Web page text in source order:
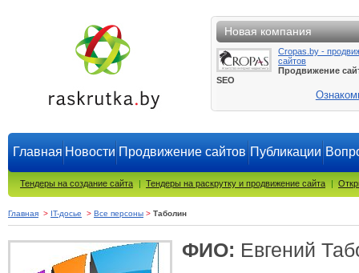
Новая компания
Cropas.by -
сайтов
Продвижение
SEO
Главная Новости Продвижение сайтов Публикации
Тендеры на создание сайта | Тендеры на раскрутку и продвижение сайта |
Главная > IT-досье > Все персоны > Таболин
ФИО: Евгений